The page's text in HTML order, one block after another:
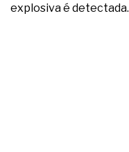
explosiva é detectada.